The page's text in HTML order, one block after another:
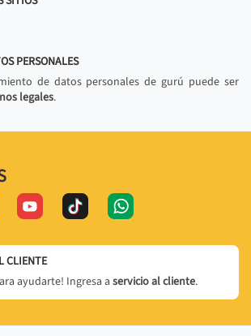
PERSONALES
de datos personales de gurú puede ser
legales.
CLIENTE
ayudarte! Ingresa a servicio al cliente.